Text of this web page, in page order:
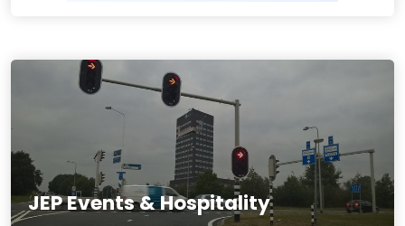
JEP Events & Hospitality